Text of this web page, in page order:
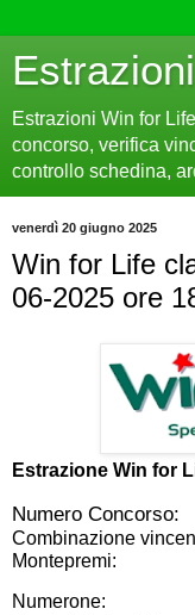
Estrazioni Win for
concorso, verifica
controllo schedina,
venerdì 20 giugno 2025
Win for Life
06-2025 ore
Estrazione Win for
Numero Concorso:
Combinazione
Montepremi:
Numerone: